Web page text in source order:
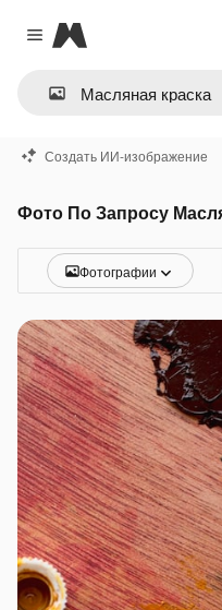
Close menu
Magnific
Создать ИИ-изображение
Фото По Запросу
Фотографии